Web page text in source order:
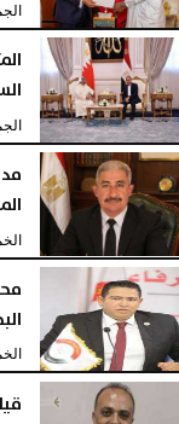
الجمعة،